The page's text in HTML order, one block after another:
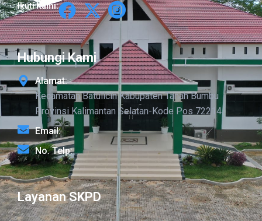
Ikuti Kami:
Hubungi Kami
Alamat:
Kecamatan Batulicin Kabupaten Tanah Bumbu
Provinsi Kalimantan Selatan-Kode Pos 72214
Email:
No. Telp:
Layanan SKPD